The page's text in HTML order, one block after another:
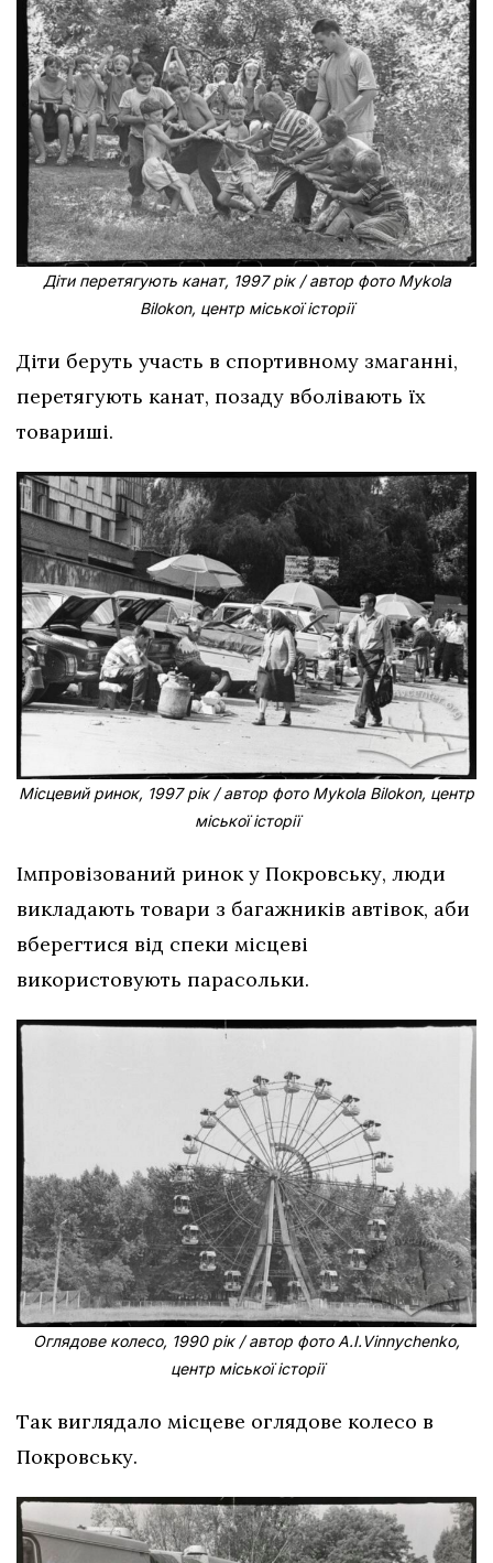
Діти перетягують канат, 1997 рік / автор фото Mykola
Bilokon, центр міської історії
Діти беруть участь в спортивному змаганні,
перетягують канат, позаду вболівають їх
товариші.
Місцевий ринок, 1997 рік / автор фото Mykola Bilokon, центр
міської історії
Імпровізований ринок у Покровську, люди
викладають товари з багажників автівок, аби
вберегтися від спеки місцеві
використовують парасольки.
Оглядове колесо, 1990 рік / автор фото A.I.Vinnychenko,
центр міської історії
Так виглядало місцеве оглядове колесо в
Покровську.